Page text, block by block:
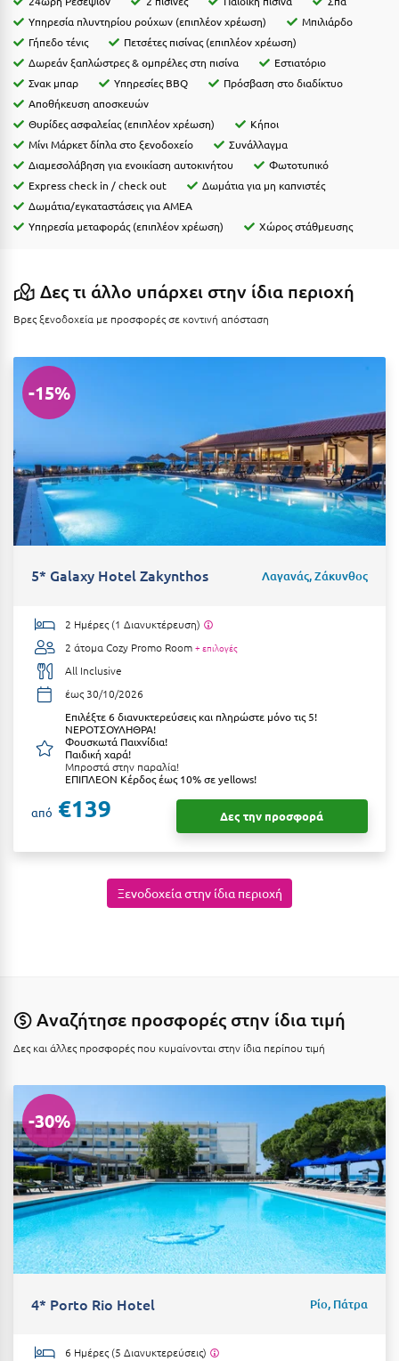
Ιωάννινα
Κ
Καβάλα
Καλάβρυτα
Καλαμάτα
Κάλαμος
Καλαμπάκα
Καμένα Βούρλα
Καρδαμύλη
Καρδίτσα
Καρπενήσι
Κάρυστος
Κάσος
Κασσάνδρα
Κατερίνη
Κέα - Τζιά
Κερατέα
Κέρκυρα
Κεφαλονιά
Κοζάνη
Κουρούτα Ηλείας
Κουφονήσια
Κρουαζιέρες
Κύθηρα
Κυλλήνη
Κύμη Ευβοίας
Κυπαρισσία
Κως
Υπηρεσία πλυντηρίου ρούχων (επιπλέον χρέωση)
Μπιλιάρδο
Γήπεδο τένις
Πετσέτες πισίνας (επιπλέον χρέωση)
Δωρεάν ξαπλώστρες & ομπρέλες στη πισίνα
Εστιατόριο
Σνακ μπαρ
Υπηρεσίες BBQ
Πρόσβαση στο διαδίκτυο
Αποθήκευση αποσκευών
Θυρίδες ασφαλείας (επιπλέον χρέωση)
Κήποι
Μίνι Μάρκετ δίπλα στο ξενοδοχείο
Συνάλλαγμα
Διαμεσολάβηση για ενοικίαση αυτοκινήτου
Φωτοτυπικό
Express check in / check out
Δωμάτια για μη καπνιστές
Δωμάτια/εγκαταστάσεις για ΑΜΕΑ
Υπηρεσία μεταφοράς (επιπλέον χρέωση)
Χώρος στάθμευσης
Δες τι άλλο υπάρχει στην ίδια περιοχή
Βρες ξενοδοχεία με προσφορές σε κοντινή απόσταση
-15%
5* Galaxy Hotel Zakynthos Λαγανάς, Ζάκυνθος
2 Ημέρες (1 Διανυκτέρευση)
2 άτομα Cozy Promo Room + επιλογές
All Inclusive
έως 30/10/2026
Επιλέξτε 6 διανυκτερεύσεις και πληρώστε μόνο τις 5!
ΝΕΡΟΤΣΟΥΛΗΘΡΑ!
Φουσκωτά Παιχνίδια!
Παιδική χαρά!
Μπροστά στην παραλία!
ΕΠΙΠΛΕΟΝ Κέρδος έως 10% σε yellows!
από €139 Δες την προσφορά
Ξενοδοχεία στην ίδια περιοχή
Αναζήτησε προσφορές στην ίδια τιμή
Δες και άλλες προσφορές που κυμαίνονται στην ίδια περίπου τιμή
-30%
4* Porto Rio Hotel Ρίο, Πάτρα
6 Ημέρες (5 Διανυκτερεύσεις)